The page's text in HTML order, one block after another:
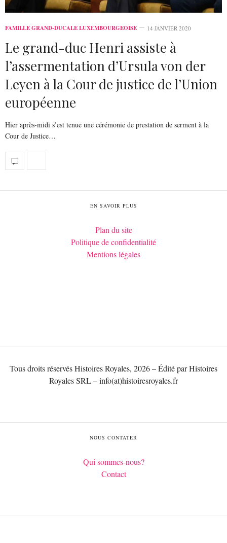
FAMILLE GRAND-DUCALE LUXEMBOURGEOISE 14 JANVIER 2020
Le grand-duc Henri assiste à
l’assermentation d’Ursula von der
Leyen à la Cour de justice de l’Union
européenne
Hier après-midi s’est tenue une cérémonie de prestation de serment à la
Cour de Justice…
EN SAVOIR PLUS
Plan du site
Politique de confidentialité
Mentions légales
Tous droits réservés Histoires Royales, 2026 – Édité par Histoires
Royales SRL – info(at)histoiresroyales.fr
NOUS CONTATER
Qui sommes-nous?
Contact